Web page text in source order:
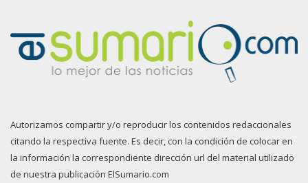
Autorizamos compartir y/o reproducir los contenidos redaccionales
citando la respectiva fuente. Es decir, con la condición de colocar en
la información la correspondiente dirección url del material utilizado
de nuestra publicación ElSumario.com